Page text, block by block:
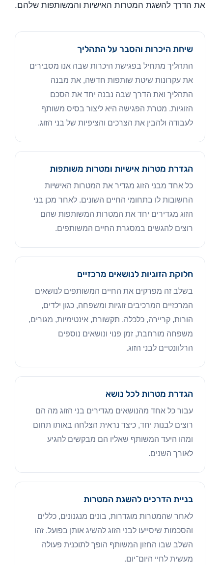
את הדרך להשגת המטרות האישיות והמשותפות שלהם.
שיחת היכרות והסבר על התהליך
התהליך מתחיל בפגישת היכרות שבה אנו מסבירים
את עקרונות שיטת שותפות חדשה, את מבנה
התהליך ואת הדרך שבה נבנה יחד את הסכם
הזוגיות. מטרת הפגישה היא ליצור בסיס משותף
לעבודה ולהבין את הצרכים והציפיות של בני הזוג.
הגדרת מטרות אישיות ומטרות משותפות
כל אחד מבני הזוג מגדיר את המטרות האישיות
החשובות לו בתחומי החיים השונים. לאחר מכן בני
הזוג מגדירים יחד את המטרות המשותפות שהם
רוצים להגשים במסגרת החיים המשותפים.
חלוקת הזוגיות לנושאים מרכזיים
בשלב זה מפרקים את החיים המשותפים לנושאים
המרכזיים המרכיבים זוגיות ומשפחה, כגון ילדים,
הורות, קריירה, כלכלה, תקשורת, אינטימיות, מגורים,
משפחה מורחבת, זמן פנוי ונושאים נוספים
הרלוונטיים לבני הזוג.
הגדרת מטרות לכל נושא
עבור כל אחד מהנושאים מגדירים בני הזוג מה הם
רוצים לבנות יחד, כיצד נראית הצלחה באותו תחום
ומהו היעד המשותף שאליו הם מבקשים להגיע
לאורך השנים.
בניית הדרכים להשגת המטרות
לאחר שהמטרות מוגדרות, בונים מנגנונים, כללים
והסכמות שיסייעו לבני הזוג להשיג אותן בפועל. זהו
השלב שבו החזון המשותף הופך לתוכנית פעולה
מעשית לחיי היום־יום.